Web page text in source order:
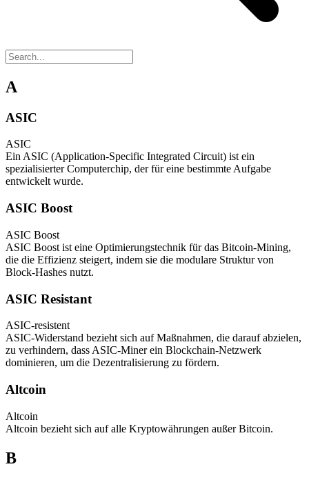
A
ASIC
ASIC
Ein ASIC (Application-Specific Integrated Circuit) ist ein
spezialisierter Computerchip, der für eine bestimmte Aufgabe
entwickelt wurde.
ASIC Boost
ASIC Boost
ASIC Boost ist eine Optimierungstechnik für das Bitcoin-Mining,
die die Effizienz steigert, indem sie die modulare Struktur von
Block-Hashes nutzt.
ASIC Resistant
ASIC-resistent
ASIC-Widerstand bezieht sich auf Maßnahmen, die darauf abzielen,
zu verhindern, dass ASIC-Miner ein Blockchain-Netzwerk
dominieren, um die Dezentralisierung zu fördern.
Altcoin
Altcoin
Altcoin bezieht sich auf alle Kryptowährungen außer Bitcoin.
B